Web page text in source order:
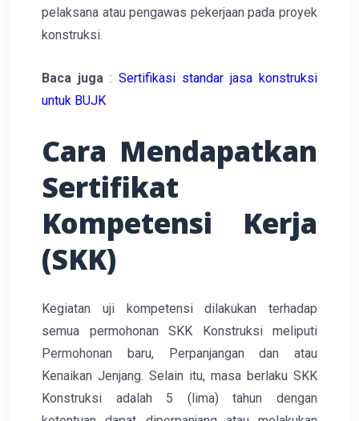
pelaksana atau pengawas pekerjaan pada proyek
konstruksi.
Baca juga : Sertifikasi standar jasa konstruksi
untuk BUJK
Cara Mendapatkan
Sertifikat
Kompetensi Kerja
(SKK)
Kegiatan uji kompetensi dilakukan terhadap
semua permohonan SKK Konstruksi meliputi
Permohonan baru, Perpanjangan dan atau
Kenaikan Jenjang. Selain itu, masa berlaku SKK
Konstruksi adalah 5 (lima) tahun dengan